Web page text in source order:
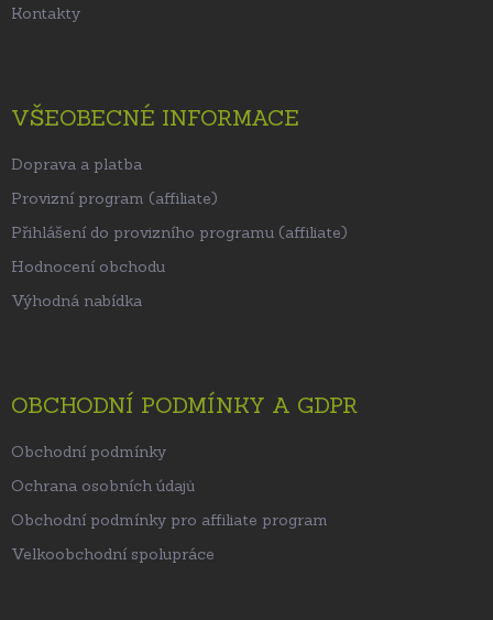
Kontakty
VŠEOBECNÉ INFORMACE
Doprava a platba
Provizní program (affiliate)
Přihlášení do provizního programu (affiliate)
Hodnocení obchodu
Výhodná nabídka
OBCHODNÍ PODMÍNKY A GDPR
Obchodní podmínky
Ochrana osobních údajů
Obchodní podmínky pro affiliate program
Velkoobchodní spolupráce